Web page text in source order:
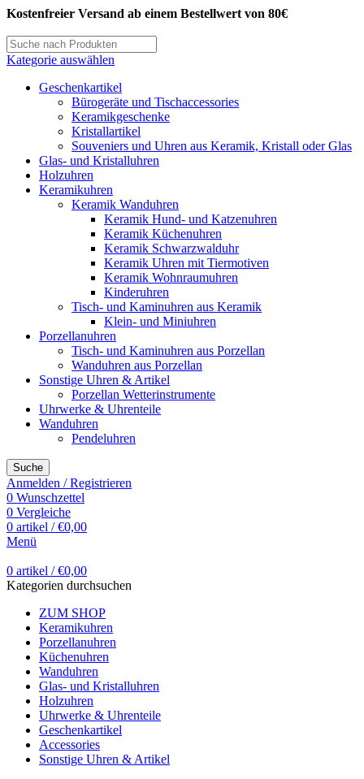
Kostenfreier Versand ab einem Bestellwert von 80€
Kategorie auswählen
Geschenkartikel
Bürogeräte und Tischaccessories
Keramikgeschenke
Kristallartikel
Souveniers und Uhren aus Keramik, Kristall oder Glas
Glas- und Kristalluhren
Holzuhren
Keramikuhren
Keramik Wanduhren
Keramik Hund- und Katzenuhren
Keramik Küchenuhren
Keramik Schwarzwalduhr
Keramik Uhren mit Tiermotiven
Keramik Wohnraumuhren
Kinderuhren
Tisch- und Kaminuhren aus Keramik
Klein- und Miniuhren
Porzellanuhren
Tisch- und Kaminuhren aus Porzellan
Wanduhren aus Porzellan
Sonstige Uhren & Artikel
Porzellan Wetterinstrumente
Uhrwerke & Uhrenteile
Wanduhren
Pendeluhren
Suche
Anmelden / Registrieren
0 Wunschzettel
0 Vergleiche
0 artikel / €0,00
Menü
0 artikel / €0,00
Kategorien durchsuchen
ZUM SHOP
Keramikuhren
Porzellanuhren
Küchenuhren
Wanduhren
Glas- und Kristalluhren
Holzuhren
Uhrwerke & Uhrenteile
Geschenkartikel
Accessories
Sonstige Uhren & Artikel